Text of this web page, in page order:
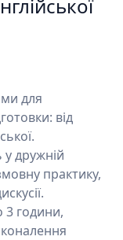
для
від
у дружній
практику,
3 години,